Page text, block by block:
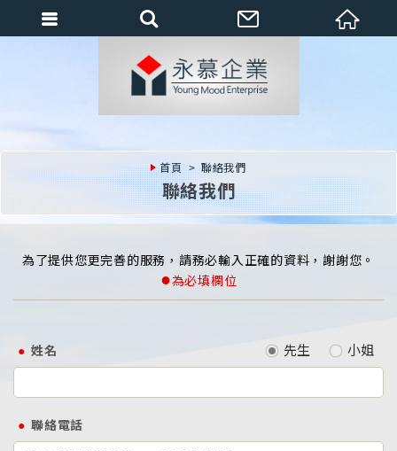
首頁 聯絡我們
聯絡我們
為了提供您更完善的服務，請務必輸入正確的資料，謝謝您。
●為必填欄位
姓名 先生 小姐
聯絡電話
會員登入(燈箱)
加入會員
忘記密碼
密碼修改
訂單查詢
個人資料修改
會員登出